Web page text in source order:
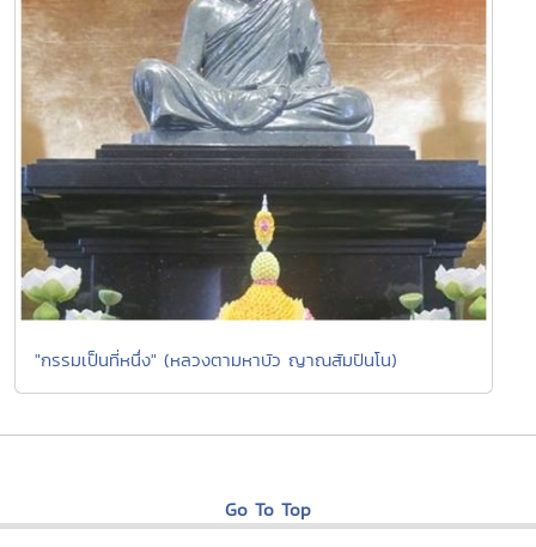
"กรรมเป็นที่หนึ่ง" (หลวงตามหาบัว ญาณสัมปันโน)
Go To Top